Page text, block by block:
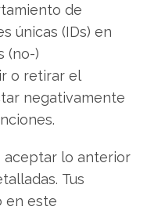
de
únicas (IDs) en
(no-)
o retirar el
negativamente
aceptar lo anterior
Tus
en este